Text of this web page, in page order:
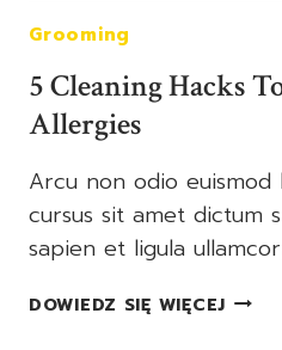
Grooming
5 Cleaning Hacks
Allergies
Arcu non odio euismod
cursus sit amet dictum
sapien et ligula
DOWIEDZ SIĘ WIĘCEJ5